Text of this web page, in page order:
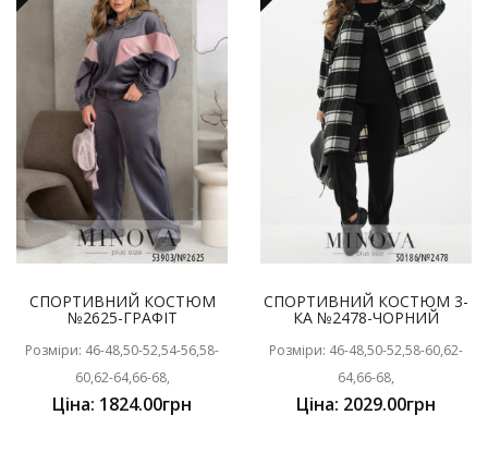
СПОРТИВНИЙ КОСТЮМ
№2625-ГРАФІТ
Розміри: 46-48,50-52,54-56,58-
60,62-64,66-68,
Ціна: 1824.00грн
СПОРТИВНИЙ КОСТЮМ 3-
КА №2478-ЧОРНИЙ
Розміри: 46-48,50-52,58-60,62-
64,66-68,
Ціна: 2029.00грн